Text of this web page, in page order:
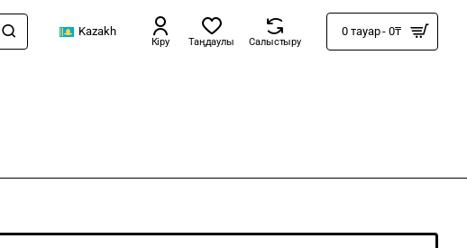
Kazakh
Кіру Таңдаулы Салыстыру
0 тауар - 0₸